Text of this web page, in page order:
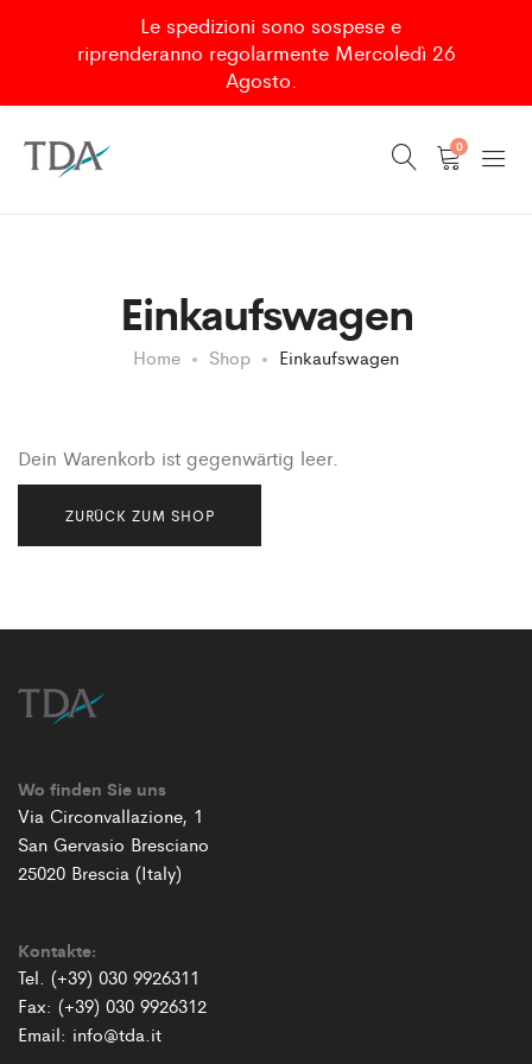
0
Einkaufswagen
Home Shop Einkaufswagen
Dein Warenkorb ist gegenwärtig leer.
ZURÜCK ZUM SHOP
Wo finden Sie uns
Via Circonvallazione, 1
San Gervasio Bresciano
25020 Brescia (Italy)
Kontakte:
Tel. (+39) 030 9926311
Fax: (+39) 030 9926312
Email: info@tda.it
Le spedizioni sono sospese e
riprenderanno regolarmente Mercoledì 26
Agosto.